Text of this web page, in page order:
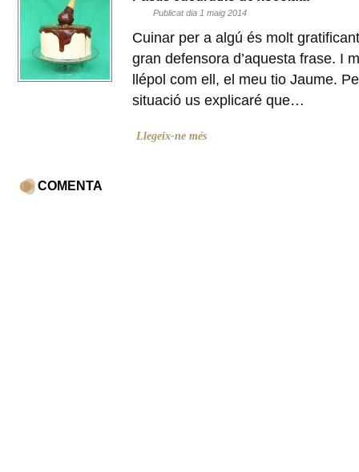
Publicat dia 1 maig 2014
Cuinar per a algú és molt
gran defensora d’aquesta frase. I
llépol com ell, el meu tio Jaume.
situació us explicaré que…
Llegeix-ne més
COMENTA